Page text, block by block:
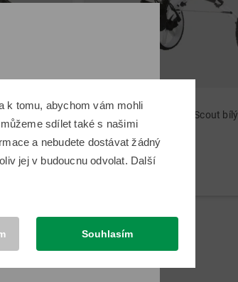
černá
Kenton
Golfový vozík Kenton Scout bílý
6 649,00 Kč
3 649,00 Kč
k tomu, abychom vám mohli
sdílet také s našimi
a nebudete dostávat žádný
jej v budoucnu odvolat. Další
Souhlasím